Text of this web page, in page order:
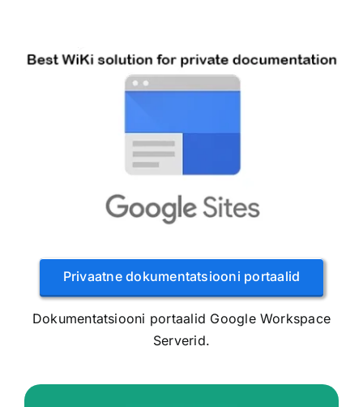
Privaatne dokumentatsiooni portaalid
Dokumentatsiooni portaalid Google Workspace
Serverid.